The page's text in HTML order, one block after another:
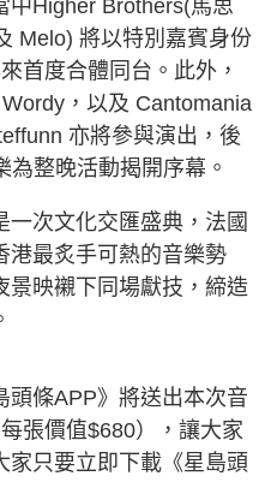
中Higher Brothers(馬思
Melo) 將以特別嘉賓身份
首度合體同台。此外，
，以及 Cantomania
亦將參與演出，後
整晚活動揭開序幕。
次文化交匯盛典，法國
港最炙手可熱的音樂勢
景映襯下同場獻技，締造
頭條APP》將送出本次音
張價值$680），讓大家
家只要立即下載《星島頭